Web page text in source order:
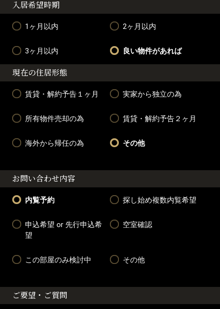
入居希望時期
1ヶ月以内 2ヶ月以内
3ヶ月以内 良い物件があれば
現在の住居形態
賃貸・解約予告１ヶ月 実家から独立の為
所有物件売却の為 賃貸・解約予告２ヶ月
海外から帰任の為 その他
お問い合わせ内容
内覧予約 探し始め複数内覧希望
申込希望 or 先行申込希
望
空室確認
この部屋のみ検討中 その他
ご要望・ご質問